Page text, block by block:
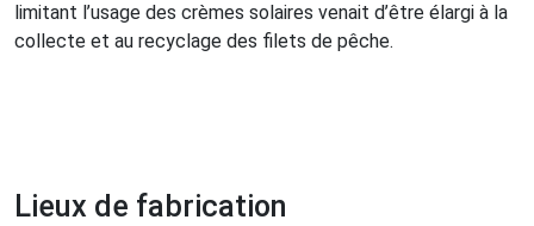
limitant l’usage des crèmes solaires venait d’être élargi à la
collecte et au recyclage des filets de pêche.
Lieux de fabrication